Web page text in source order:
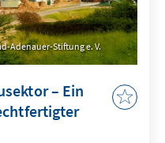
Adenauer-Stiftung e. V.
– Ein